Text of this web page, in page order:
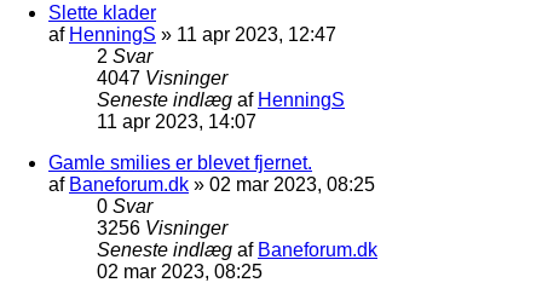
Slette klader
af HenningS » 11 apr 2023, 12:47
2 Svar
4047 Visninger
Seneste indlæg af HenningS
11 apr 2023, 14:07
Gamle smilies er blevet fjernet.
af Baneforum.dk » 02 mar 2023, 08:25
0 Svar
3256 Visninger
Seneste indlæg af Baneforum.dk
02 mar 2023, 08:25